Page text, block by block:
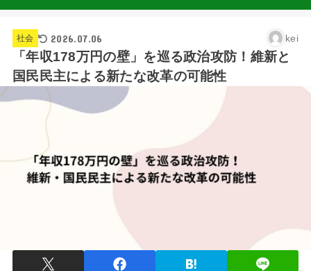
社会 2026.07.06 kei
「年収178万円の壁」を巡る政治攻防！維新と
国民民主による新たな改革の可能性